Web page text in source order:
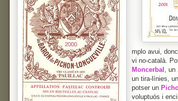
mplo avui,
vi no-català.
Moncerbal , un
un tira-línies, un
potser un
voluptuós i